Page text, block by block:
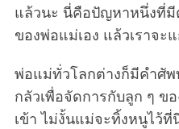
แล้วนะ นี่คือปัญหาหนึ่งที่มี
ของพ่อแม่เอง แล้วเราจ
พ่อแม่ทั่วโลกต่างก็มีคำศั
กลัวเพื่อจัดการกับลูก ๆ ขอ
เข้า ไม่งั้นแม่จะทิ้งหนูไว้ที่